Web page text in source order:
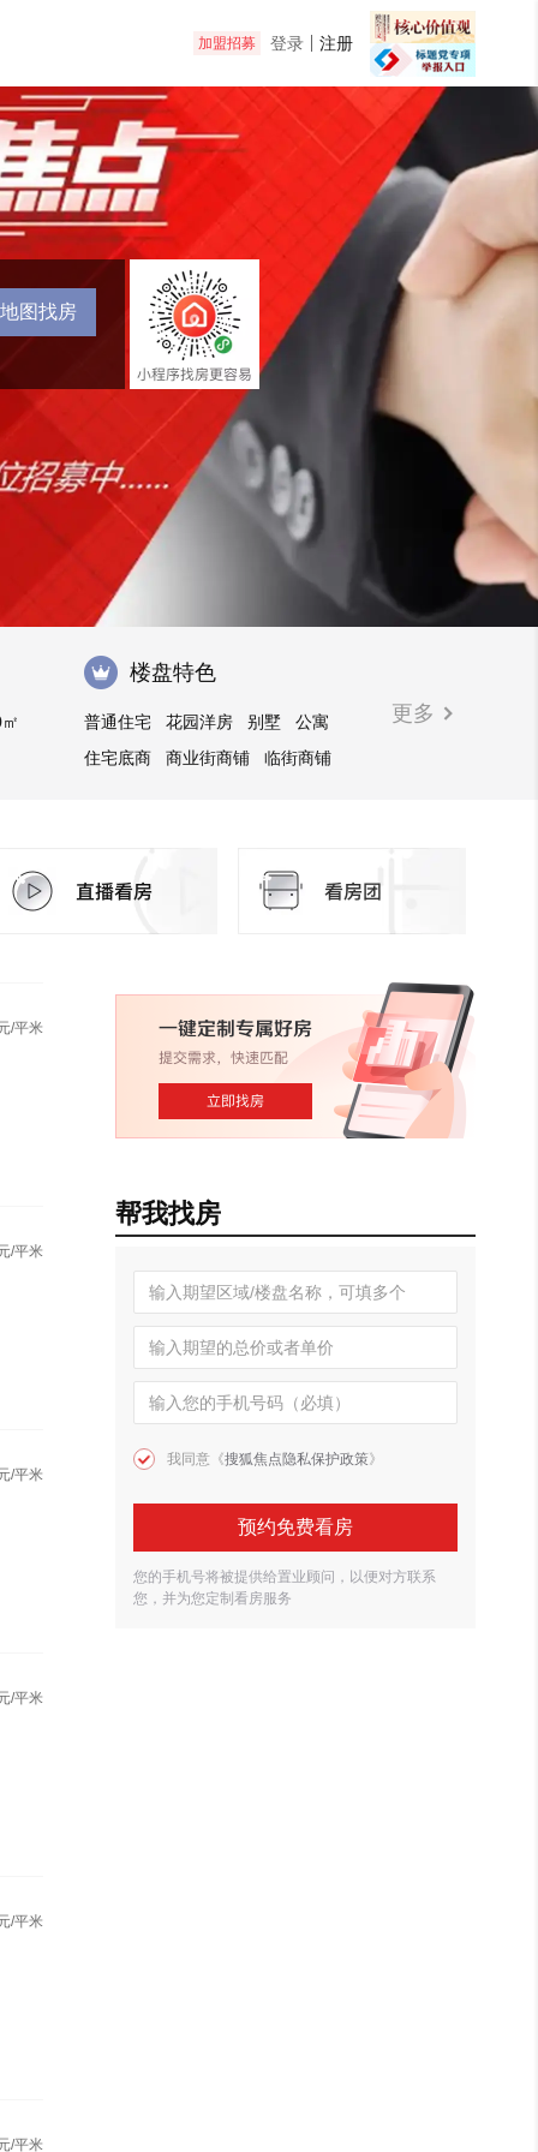
加盟招募 登录 注册
地图找房
楼盘特色
普通住宅 花园洋房 别墅
公寓
住宅底商
商业街商铺
临街商铺
更多
/平米
/平米
/平米
/平米
/平米
/平米
帮我找房
我同意《搜狐焦点隐私保护政策》
预约免费看房
您的手机号将被提供给置业顾问，以便对方联系
您，并为您定制看房服务